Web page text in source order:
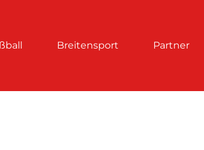
Breitensport Partner